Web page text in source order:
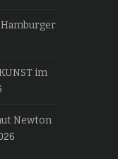
Hamburger
im
Newton